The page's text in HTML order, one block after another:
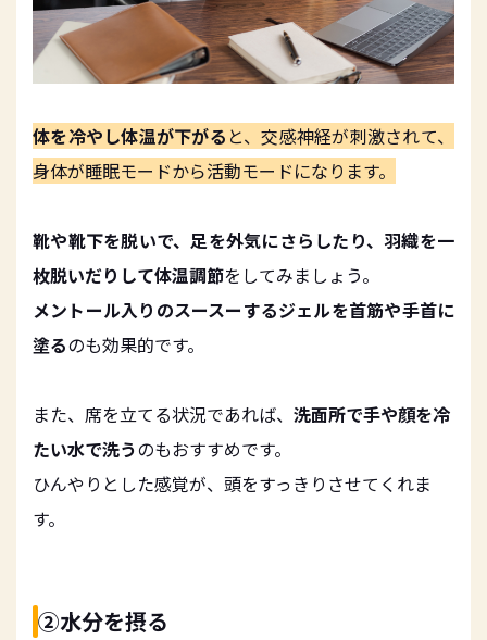
体を冷やし体温が下がる と、交感神経が刺激されて、
身体が睡眠モードから活動モードになります。
靴や靴下を脱いで、足を外気にさらしたり、羽織を一
枚脱いだりして体温調節をしてみましょう。
メントール入りのスースーするジェルを首筋や手首に
塗るのも効果的です。
また、席を立てる状況であれば、 洗面所で手や顔を冷
たい水で洗うのもおすすめです。
ひんやりとした感覚が、頭をすっきりさせてくれま
す。
②水分を摂る